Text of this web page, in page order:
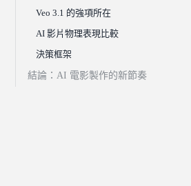
Veo 3.1 的強項所在
AI 影片物理表現比較
決策框架
結論：AI 電影製作的新節奏